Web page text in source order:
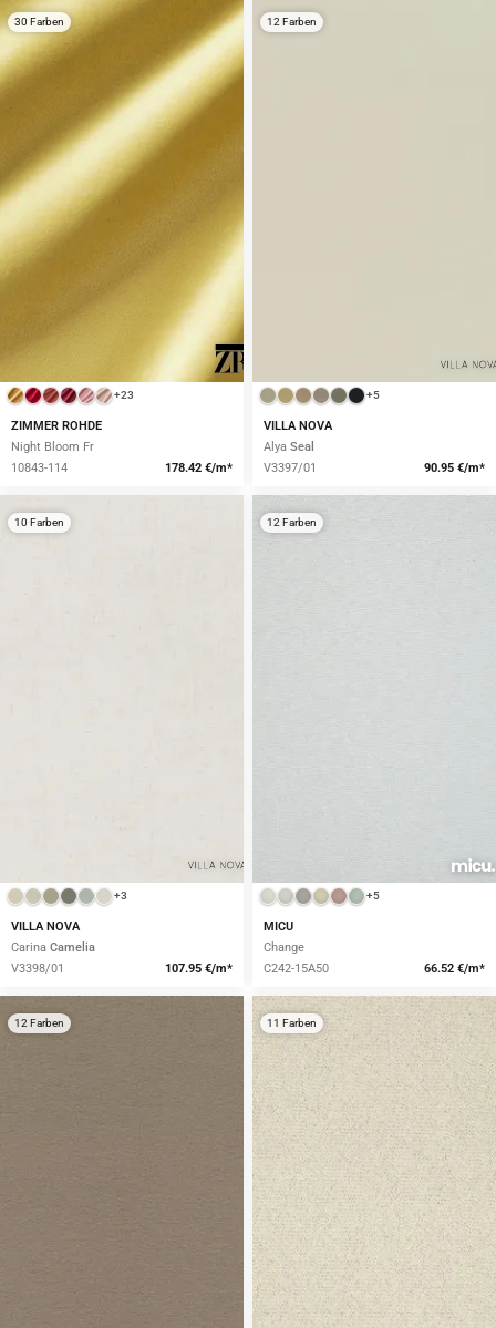
+23
ZIMMER ROHDE
Night Bloom Fr
10843-114
178.42 €/m*
30 Farben
+5
VILLA NOVA
Alya Seal
V3397/01
90.95 €/m*
12 Farben
+3
VILLA NOVA
Carina Camelia
V3398/01
107.95 €/m*
10 Farben
+5
MICU
Change
C242-15A50
66.52 €/m*
12 Farben
12 Farben 11 Farben